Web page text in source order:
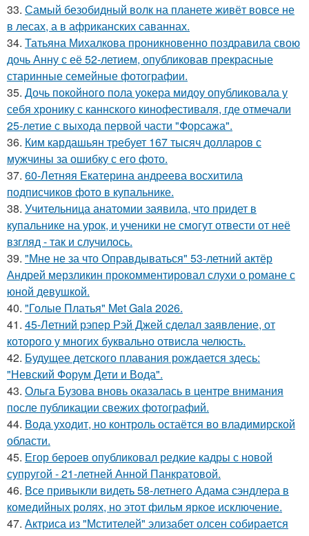
33. Самый безобидный волк на планете живёт вовсе не
в лесах, а в африканских саваннах.
34. Татьяна Михалкова проникновенно поздравила свою
дочь Анну с её 52-летием, опубликовав прекрасные
старинные семейные фотографии.
35. Дочь покойного пола уокера мидоу опубликовала у
себя хронику с каннского кинофестиваля, где отмечали
25-летие с выхода первой части "Форсажа".
36. Ким кардашьян требует 167 тысяч долларов с
мужчины за ошибку с его фото.
37. 60-Летняя Екатерина андреева восхитила
подписчиков фото в купальнике.
38. Учительница анатомии заявила, что придет в
купальнике на урок, и ученики не смогут отвести от неё
взгляд - так и случилось.
39. "Мне не за что Оправдываться" 53-летний актёр
Андрей мерзликин прокомментировал слухи о романе с
юной девушкой.
40. "Голые Платья" Met Gala 2026.
41. 45-Летний рэпер Рэй Джей сделал заявление, от
которого у многих буквально отвисла челюсть.
42. Будущее детского плавания рождается здесь:
"Невский Форум Дети и Вода".
43. Ольга Бузова вновь оказалась в центре внимания
после публикации свежих фотографий.
44. Вода уходит, но контроль остаётся во владимирской
области.
45. Егор бероев опубликовал редкие кадры с новой
супругой - 21-летней Анной Панкратовой.
46. Все привыкли видеть 58-летнего Адама сэндлера в
комедийных ролях, но этот фильм яркое исключение.
47. Актриса из "Мстителей" элизабет олсен собирается